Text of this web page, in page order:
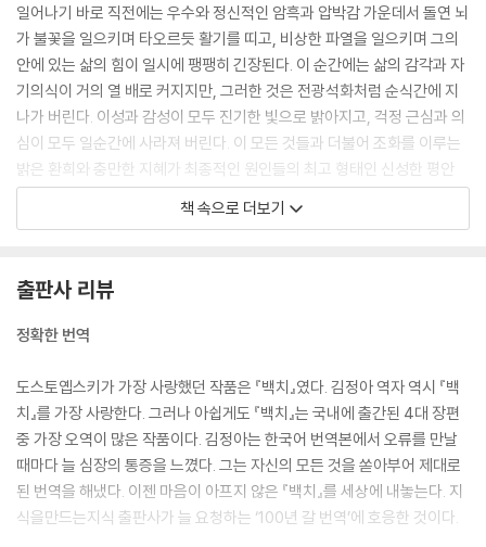
일어나기 바로 직전에는 우수와 정신적인 암흑과 압박감 가운데서 돌연 뇌
가 불꽃을 일으키며 타오르듯 활기를 띠고, 비상한 파열을 일으키며 그의
안에 있는 삶의 힘이 일시에 팽팽히 긴장된다. 이 순간에는 삶의 감각과 자
기의식이 거의 열 배로 커지지만, 그러한 것은 전광석화처럼 순식간에 지
나가 버린다. 이성과 감성이 모두 진기한 빛으로 밝아지고, 걱정 근심과 의
심이 모두 일순간에 사라져 버린다. 이 모든 것들과 더불어 조화를 이루는
밝은 환희와 충만한 지혜가 최종적인 원인들의 최고 형태인 신성한 평안
속에 용해되어 버린다. 그러나 이 순간, 이 눈부신 광휘는 단지 발작이 시작
하기 직전의 마지막 1초(절대로 1초를 넘지 않는다)에 지나지 않는다.
의 선행을 뿌리면서 자네는 자네 개성의 일부를 내주고, 자네 안에 타인의
일부를 받아들이는 걸세. 자네는 서로서로 상호적으로 참여하는 걸세. 조
상을 받게 될 걸세. 결국 자네는 자네의 행위를 과학을 바라보듯 보게 될 것
이 분명하네. 과학은 평생 동안 자네를 사로잡아 자네의 삶 전체를 가득 채
울 걸세. 한편 자네의 모든 사상, 자네가 뿌린 씨앗들은 어쩌면 자네에게서
이미 잊혔을지도 모르지만, 뿌리를 내리고 쑥쑥 자라날 걸세. 자네에게서
씨를 받은 사람은 다른 사람에게 전해 줄 테니까. 그러니 미래의 인간의 운
명을 해결하는 데 자네가 어떤 역할을 할지 어떻게 알겠나?
책 속으로 더보기
출판사 리뷰
정확한 번역
도스토옙스키가 가장 사랑했던 작품은 『백치』였다. 김정아 역자 역시 『백
치』를 가장 사랑한다. 그러나 아쉽게도 『백치』는 국내에 출간된 4대 장편
중 가장 오역이 많은 작품이다. 김정아는 한국어 번역본에서 오류를 만날
때마다 늘 심장의 통증을 느꼈다. 그는 자신의 모든 것을 쏟아부어 제대로
된 번역을 해냈다. 이젠 마음이 아프지 않은 『백치』를 세상에 내놓는다. 지
식을만드는지식 출판사가 늘 요청하는 ‘100년 갈 번역’에 호응한 것이다.